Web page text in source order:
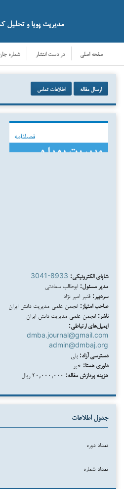
مدیریت پویا و تحلیل
صفحه اصلی در دست انتشار شماره
ارسال مقاله اطلاعات تماس
شاپای الکترونیکی: 3041-8933
مدیر مسئول: ابوطالب سعادتی
سردبیر: قنبر امیر نژاد
صاحب امتیاز: انجمن علمی مدیریت دانش ایران
ناشر: انجمن علمی مدیریت دانش ایران
ایمیل‌های ارتباطی:
dmba.journal@gmail.com
admin@dmbaj.org
دسترسی آزاد: بلی
داوری همتا: خیر
هزینه پردازش مقاله:
جدول اطلاعات
تعداد دوره
تعداد شماره